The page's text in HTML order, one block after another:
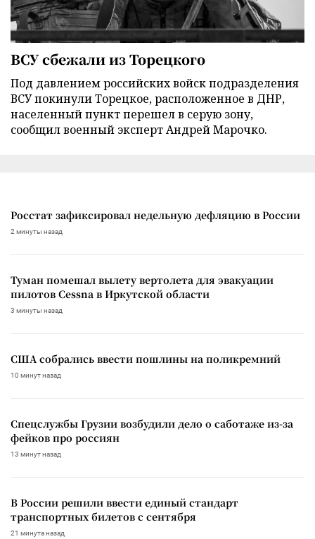
ВСУ сбежали из Торецкого
Под давлением российских войск подразделения
ВСУ покинули Торецкое, расположенное в ДНР,
населенный пункт перешел в серую зону,
сообщил военный эксперт Андрей Марочко.
Росстат зафиксировал недельную дефляцию в России
2 минуты назад
Туман помешал вылету вертолета для эвакуации
пилотов Cessna в Иркутской области
3 минуты назад
США собрались ввести пошлины на поликремний
10 минут назад
Спецслужбы Грузии возбудили дело о саботаже из-за
фейков про россиян
13 минут назад
В России решили ввести единый стандарт
транспортных билетов с сентября
21 минута назад